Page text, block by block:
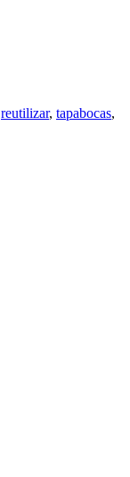
reutilizar, tapabocas,